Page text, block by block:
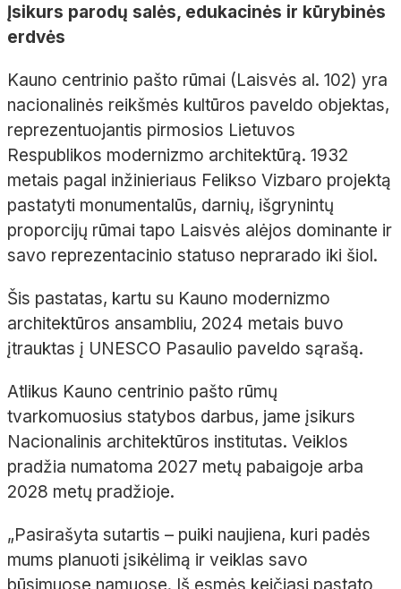
Įsikurs parodų salės, edukacinės ir kūrybinės
erdvės
Kauno centrinio pašto rūmai (Laisvės al. 102) yra
nacionalinės reikšmės kultūros paveldo objektas,
reprezentuojantis pirmosios Lietuvos
Respublikos modernizmo architektūrą. 1932
metais pagal inžinieriaus Felikso Vizbaro projektą
pastatyti monumentalūs, darnių, išgrynintų
proporcijų rūmai tapo Laisvės alėjos dominante ir
savo reprezentacinio statuso neprarado iki šiol.
Šis pastatas, kartu su Kauno modernizmo
architektūros ansambliu, 2024 metais buvo
įtrauktas į UNESCO Pasaulio paveldo sąrašą.
Atlikus Kauno centrinio pašto rūmų
tvarkomuosius statybos darbus, jame įsikurs
Nacionalinis architektūros institutas. Veiklos
pradžia numatoma 2027 metų pabaigoje arba
2028 metų pradžioje.
„Pasirašyta sutartis – puiki naujiena, kuri padės
mums planuoti įsikėlimą ir veiklas savo
būsimuose namuose. Iš esmės keičiasi pastato